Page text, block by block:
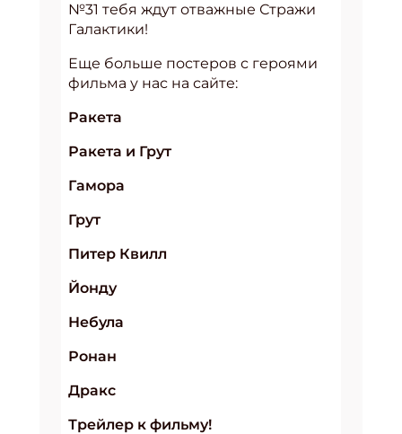
№31 тебя ждут отважные Стражи
Галактики!
Еще больше постеров с героями
фильма у нас на сайте:
Ракета
Ракета и Грут
Гамора
Грут
Питер Квилл
Йонду
Небула
Ронан
Дракс
Трейлер к фильму!